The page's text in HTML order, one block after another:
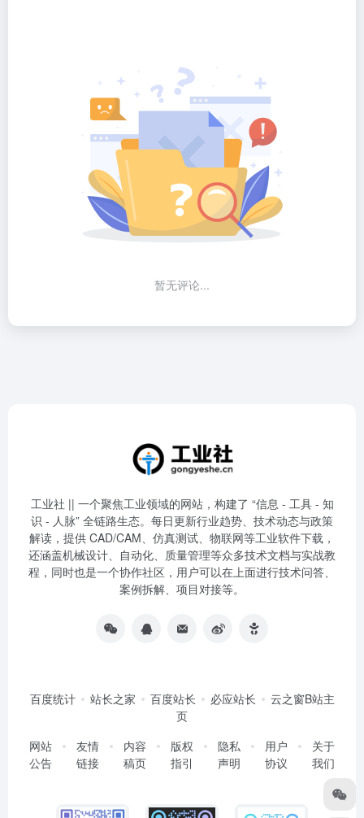
暂无评论...
工业社 || 一个聚焦工业领域的网站，构建了 “信息 - 工具 - 知
识 - 人脉” 全链路生态。每日更新行业趋势、技术动态与政策
解读，提供 CAD/CAM、仿真测试、物联网等工业软件下载，
还涵盖机械设计、自动化、质量管理等众多技术文档与实战教
程，同时也是一个协作社区，用户可以在上面进行技术问答、
案例拆解、项目对接等。
百度统计 站长之家 百度站长 必应站长
云之窗B站主
页
网站
公告
友情
链接
内容
稿页
版权
指引
隐私
声明
用户
协议
关于
我们